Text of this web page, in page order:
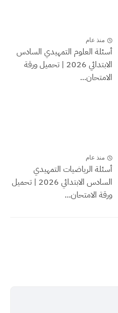
منذ عام
أسئلة العلوم التمهيدي السادس
الابتدائي 2026 | تحميل ورقة
الامتحان...
منذ عام
أسئلة الرياضيات التمهيدي
السادس الابتدائي 2026 | تحميل
ورقة الامتحان...